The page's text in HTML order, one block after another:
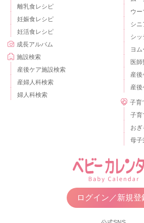
離乳食レシピ
妊娠食レシピ
妊活食レシピ
成長アルバム
施設検索
産後ケア施設検索
産婦人科検索
婦人科検索
ウー
シニ
シッ
ヨム
医
産
産
子育
子育
おぎ
母子
ログイン／新規登